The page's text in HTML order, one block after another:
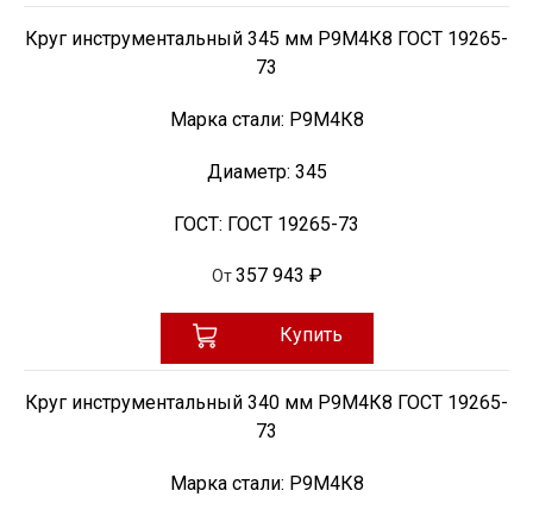
Круг инструментальный 345 мм Р9М4К8 ГОСТ 19265-
73
Марка стали: Р9М4К8
Диаметр: 345
ГОСТ: ГОСТ 19265-73
От 357 943 ₽
Купить
Круг инструментальный 340 мм Р9М4К8 ГОСТ 19265-
73
Марка стали: Р9М4К8